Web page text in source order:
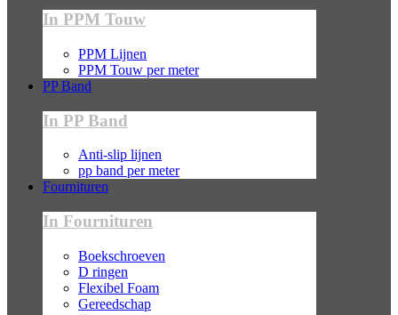
In PPM Touw
PPM Lijnen
PPM Touw per meter
PP Band
In PP Band
Anti-slip lijnen
pp band per meter
Fournituren
In Fournituren
Boekschroeven
D ringen
Flexibel Foam
Gereedschap